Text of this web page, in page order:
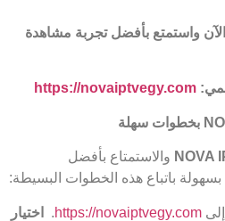
الآن واستمتع بأفضل تجربة مشاهدة
:
https://novaiptvegy.com
بخطوات سهلة
NOVA والاستمتاع بأفضل
بسهولة باتباع هذه الخطوات البسيطة:
https://novaiptvegy.com
.
اختيار